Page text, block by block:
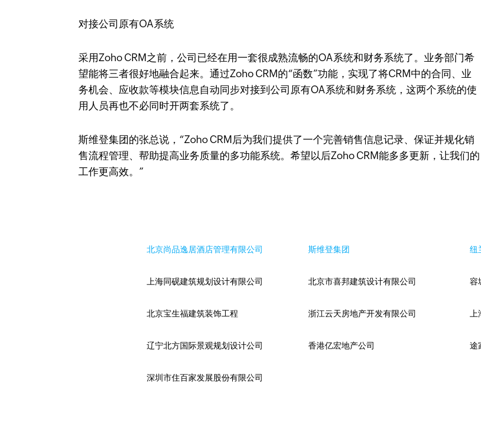
对接公司原有OA系统​​​
采用Zoho CRM之前，公司已经在用一套很成熟流畅的OA系统和财务系统了。业务部门希
望能将三者很好地融合起来。通过Zoho CRM的“函数”功能，实现了将CRM中的合同、业
务机会、应收款等模块信息自动同步对接到公司原有OA系统和财务系统，这两个系统的使
用人员再也不必同时开两套系统了。
斯维登集团的张总说，“Zoho CRM后为我们提供了一个完善销售信息记录、保证并规化销
售流程管理、帮助提高业务质量的多功能系统。希望以后Zoho CRM能多多更新，让我们的
工作更高效。”
北京尚品逸居酒店管理有限公司 斯维登集团 纽
上海同砚建筑规划设计有限公司 北京市喜邦建筑设计有限公司 容
北京宝生福建筑装饰工程 浙江云天房地产开发有限公司
辽宁北方国际景观规划设计公司 香港亿宏地产公司 途
深圳市住百家发展股份有限公司